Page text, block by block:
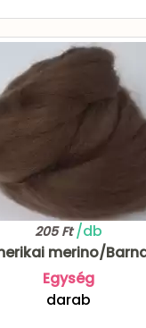
205 Ft/db
merino/
Egység
darab